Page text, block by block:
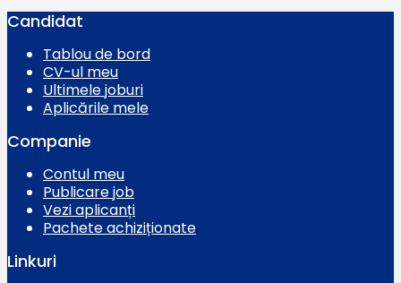
Candidat
Tablou de bord
CV-ul meu
Ultimele joburi
Aplicările mele
Companie
Contul meu
Publicare job
Vezi aplicanți
Pachete achiziționate
Linkuri